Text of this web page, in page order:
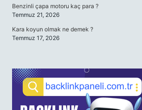
Benzinli çapa motoru kaç para ?
Temmuz 21, 2026
Kara koyun olmak ne demek ?
Temmuz 17, 2026